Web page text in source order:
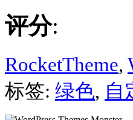
评分:
RocketTheme,
标签: 绿色, 自